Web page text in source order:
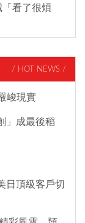
看了很煩
/ HOT NEWS /
峻現實
」成最後稻
日頂級客戶切